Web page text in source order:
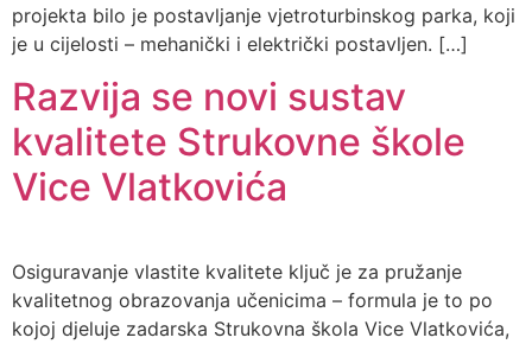
projekta bilo je postavljanje vjetroturbinskog parka, koji
je u cijelosti – mehanički i električki postavljen. […]
Razvija se novi sustav
kvalitete Strukovne škole
Vice Vlatkovića
Osiguravanje vlastite kvalitete ključ je za pružanje
kvalitetnog obrazovanja učenicima – formula je to po
kojoj djeluje zadarska Strukovna škola Vice Vlatkovića,